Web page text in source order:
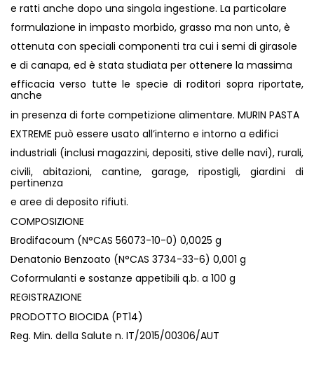
e ratti anche dopo una singola ingestione. La particolare
formulazione in impasto morbido, grasso ma non unto, è
ottenuta con speciali componenti tra cui i semi di girasole
e di canapa, ed è stata studiata per ottenere la massima
efficacia verso tutte le specie di roditori sopra riportate,
anche
in presenza di forte competizione alimentare. MURIN PASTA
EXTREME può essere usato all’interno e intorno a edifici
industriali (inclusi magazzini, depositi, stive delle navi), rurali,
civili, abitazioni, cantine, garage, ripostigli, giardini di
pertinenza
e aree di deposito rifiuti.
COMPOSIZIONE
Brodifacoum (N°CAS 56073-10-0) 0,0025 g
Denatonio Benzoato (N°CAS 3734-33-6) 0,001 g
Coformulanti e sostanze appetibili q.b. a 100 g
REGISTRAZIONE
PRODOTTO BIOCIDA (PT14)
Reg. Min. della Salute n. IT/2015/00306/AUT